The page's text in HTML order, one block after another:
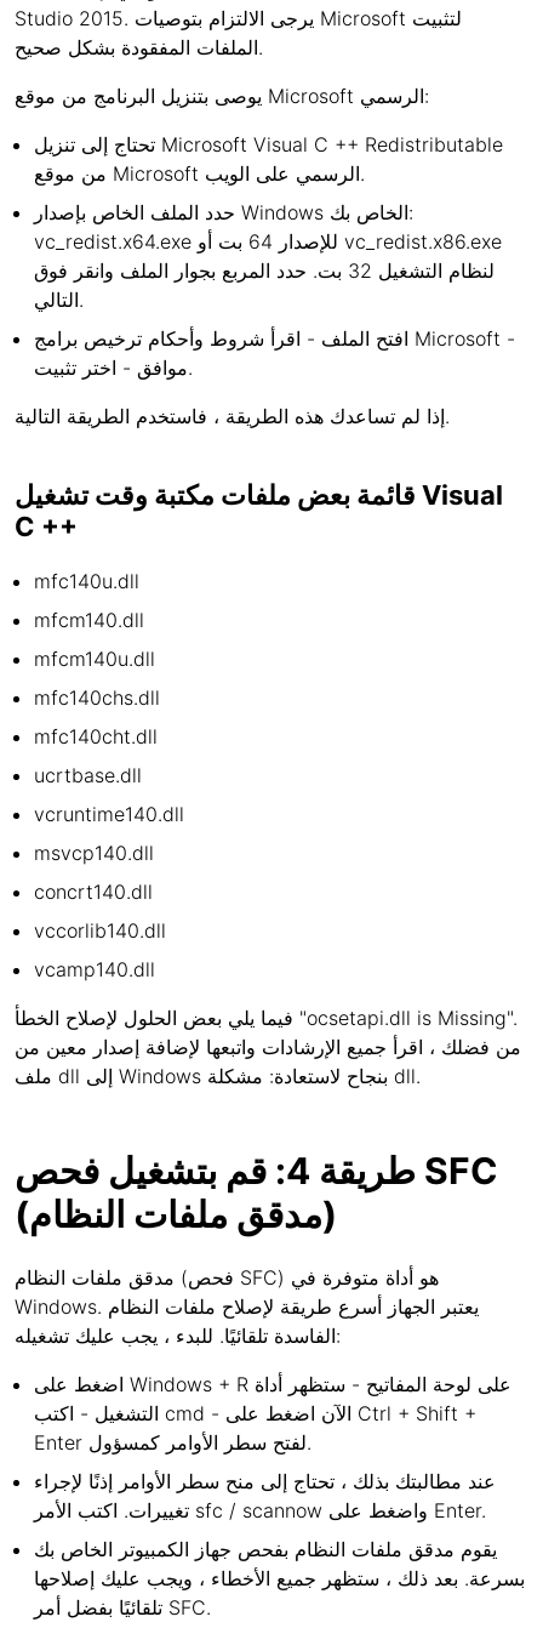
Studio 2015. يرجى الالتزام بتوصيات Microsoft لتثبيت
الملفات المفقودة بشكل صحيح.
يوصى بتنزيل البرنامج من موقع Microsoft الرسمي:
تحتاج إلى تنزيل Microsoft Visual C ++ Redistributable
من موقع Microsoft الرسمي على الويب.
حدد الملف الخاص بإصدار Windows الخاص بك:
vc_redist.x64.exe للإصدار 64 بت أو vc_redist.x86.exe
لنظام التشغيل 32 بت. حدد المربع بجوار الملف وانقر فوق
التالي.
افتح الملف - اقرأ شروط وأحكام ترخيص برامج Microsoft -
موافق - اختر تثبيت.
إذا لم تساعدك هذه الطريقة ، فاستخدم الطريقة التالية.
قائمة بعض ملفات مكتبة وقت تشغيل Visual
C ++
mfc140u.dll
mfcm140.dll
mfcm140u.dll
mfc140chs.dll
mfc140cht.dll
ucrtbase.dll
vcruntime140.dll
msvcp140.dll
concrt140.dll
vccorlib140.dll
vcamp140.dll
فيما يلي بعض الحلول لإصلاح الخطأ "ocsetapi.dll is Missing".
من فضلك ، اقرأ جميع الإرشادات واتبعها لإضافة إصدار معين من
ملف dll إلى Windows بنجاح لاستعادة: مشكلة dll.
طريقة 4: قم بتشغيل فحص SFC
(مدقق ملفات النظام)
مدقق ملفات النظام (فحص SFC) هو أداة متوفرة في
Windows. يعتبر الجهاز أسرع طريقة لإصلاح ملفات النظام
الفاسدة تلقائيًا. للبدء ، يجب عليك تشغيله:
اضغط على Windows + R على لوحة المفاتيح - ستظهر أداة
التشغيل - اكتب cmd - الآن اضغط على Ctrl + Shift +
Enter لفتح سطر الأوامر كمسؤول.
عند مطالبتك بذلك ، تحتاج إلى منح سطر الأوامر إذنًا لإجراء
تغييرات. اكتب الأمر sfc / scannow واضغط على Enter.
يقوم مدقق ملفات النظام بفحص جهاز الكمبيوتر الخاص بك
بسرعة. بعد ذلك ، ستظهر جميع الأخطاء ، ويجب عليك إصلاحها
تلقائيًا بفضل أمر SFC.